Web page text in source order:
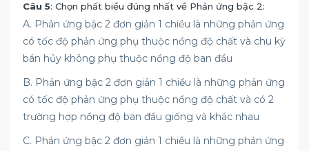
Câu 5: Chọn phất biểu đúng nhất về Phản ứng bậc 2:
A. Phản ứng bậc 2 đơn giản 1 chiều là những phản ứng
có tốc độ phản ứng phụ thuộc nồng độ chất và chu kỳ
bán hủy không phụ thuộc nồng độ ban đầu
B. Phản ứng bậc 2 đơn giản 1 chiều là những phản ứng
có tốc độ phản ứng phụ thuộc nồng độ chất và có 2
trường hợp nồng độ ban đầu giống và khác nhau
C. Phản ứng bậc 2 đơn giản 1 chiều là những phản ứng